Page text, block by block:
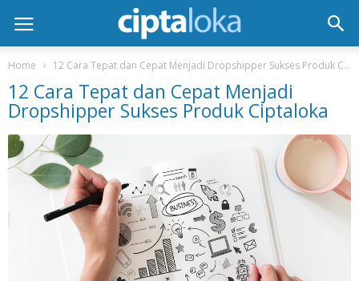
Home 12 Cara Tepat dan Cepat Menjadi Dropshipper Sukses Produk Ciptaloka
12 Cara Tepat dan Cepat Menjadi
Dropshipper Sukses Produk Ciptaloka